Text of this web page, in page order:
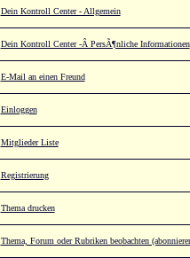
Dein Kontroll Center - Allgemein
Dein Kontroll Center -Â PersÃ¶nliche Informationen
E-Mail an einen Freund
Einloggen
Mitglieder Liste
Registrierung
Thema drucken
Thema, Forum oder Rubriken beobachten